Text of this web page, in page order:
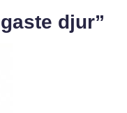
djur”